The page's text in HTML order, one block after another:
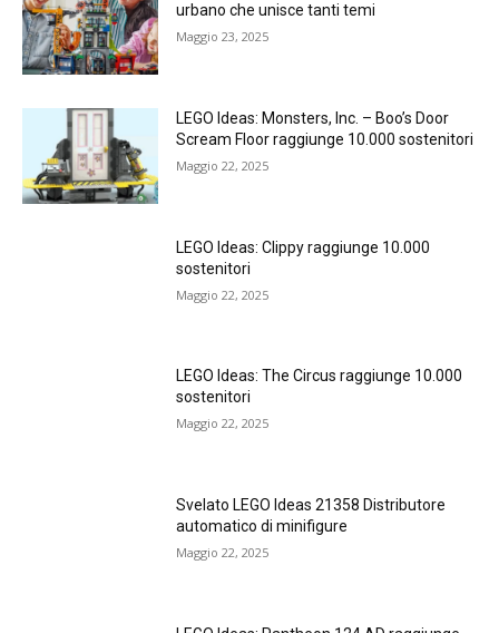
urbano che unisce tanti temi
Maggio 23, 2025
LEGO Ideas: Monsters, Inc. – Boo’s Door
Scream Floor raggiunge 10.000 sostenitori
Maggio 22, 2025
LEGO Ideas: Clippy raggiunge 10.000
sostenitori
Maggio 22, 2025
LEGO Ideas: The Circus raggiunge 10.000
sostenitori
Maggio 22, 2025
Svelato LEGO Ideas 21358 Distributore
automatico di minifigure
Maggio 22, 2025